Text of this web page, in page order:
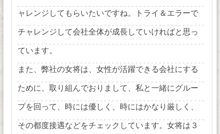
ャレンジしてもらいたいですね。トライ＆エラーで
チャレンジして会社全体が成長していければと思っ
ています。
また、弊社の女将は、女性が活躍できる会社にする
ために、取り組んでおりまして、私と一緒にグルー
プを回って、時には優しく、時にはかなり厳しく、
その都度接遇などをチェックしています。女将は３